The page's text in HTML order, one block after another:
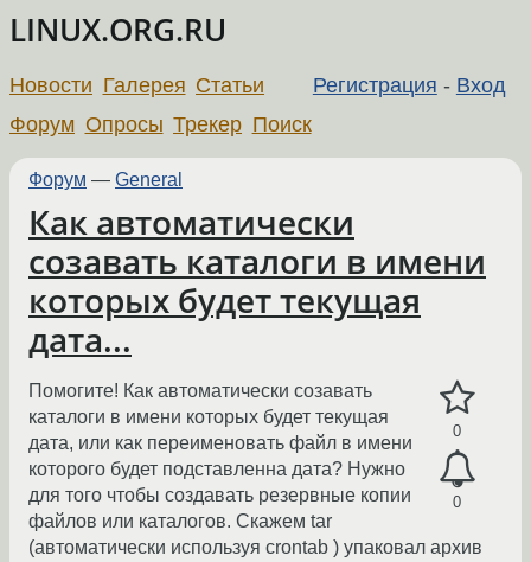
LINUX.ORG.RU
Регистрация - Вход
Новости Галерея Статьи
Форум Опросы Трекер Поиск
Форум — General
Как автоматически
созавать каталоги в имени
которых будет текущая
дата...
0
0
Помогите! Как автоматически созавать
каталоги в имени которых будет текущая
дата, или как переименовать файл в имени
которого будет подставленна дата? Нужно
для того чтобы создавать резервные копии
файлов или каталогов. Скажем tar
(автоматически используя crontab ) упаковал архив